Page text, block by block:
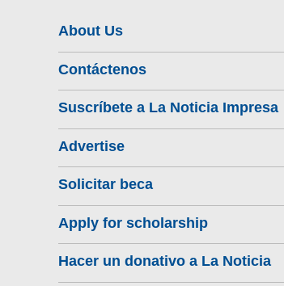
About Us
Contáctenos
Suscríbete a La Noticia Impresa
Advertise
Solicitar beca
Apply for scholarship
Hacer un donativo a La Noticia